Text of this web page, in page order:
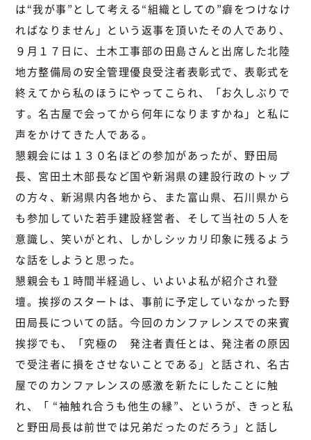
は“我が事”として考える“組織としての”癖をつけなけ
ればなりません」という返事を頂いたその人であり、
９月１７日に、土木工事部の田島さんと出席した北陸
地方整備局の安全管理優良受注者表彰式で、表彰式を
終えてから私のほうにやってこられ、「お久しぶりで
す。名古屋で会ってから何年になりますかね」と私に
声をかけてきた人である。
懇親会には１３０名ほどの参加があったが、野田局
長、宮田土木部長など国や新潟県の建設行政のトップ
の方々、新潟県内各地から、また富山県、石川県から
も参加していた若手建設経営者、そして当社の５人を
意識し、笑いがとれ、しかしシッカリ印象に残るよう
な話をしようと思った。
懇親会も１時間半経過し、いよいよ私が紹介され登
壇。挨拶のスタートは、事前に予定していなかった野
田局長についての話。今回のカンファレンスでの来賓
挨拶でも、「究極の 発注者責任とは、発注者の原因
で受注者に損をさせないことである」と話され、名古
屋でのカンファレンスの感激を新たにしたことに触
れ、「 “袖触れ合うも他生の縁”、というが、きっと私
と野田局長は前世では兄弟だったのだろう」と話し